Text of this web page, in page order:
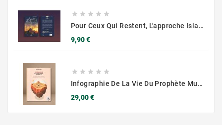
    
Pour Ceux Qui Restent, L'approche Islamique De La Mort Et Du Deuil - Omar Suleiman - Muslim City
9,90 €Prix
    
Infographie De La Vie Du Prophète Muhammad ﷺ – Biographie Illustrée
29,00 €Prix